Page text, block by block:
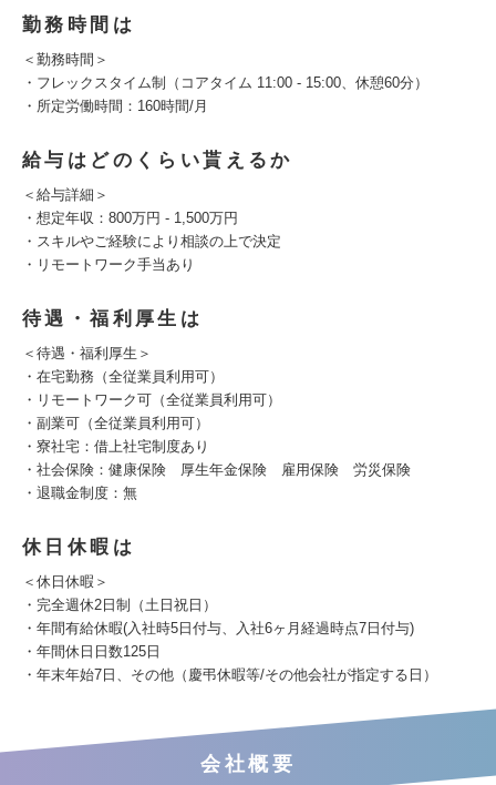
勤務時間は
＜勤務時間＞
・フレックスタイム制（コアタイム 11:00 - 15:00、休憩60分）
・所定労働時間：160時間/月
給与はどのくらい貰えるか
＜給与詳細＞
・想定年収：800万円 - 1,500万円
・スキルやご経験により相談の上で決定
・リモートワーク手当あり
待遇・福利厚生は
＜待遇・福利厚生＞
・在宅勤務（全従業員利用可）
・リモートワーク可（全従業員利用可）
・副業可（全従業員利用可）
・寮社宅：借上社宅制度あり
・社会保険：健康保険 厚生年金保険 雇用保険 労災保険
・退職金制度：無
休日休暇は
＜休日休暇＞
・完全週休2日制（土日祝日）
・年間有給休暇(入社時5日付与、入社6ヶ月経過時点7日付与)
・年間休日日数125日
・年末年始7日、その他（慶弔休暇等/その他会社が指定する日）
会社概要